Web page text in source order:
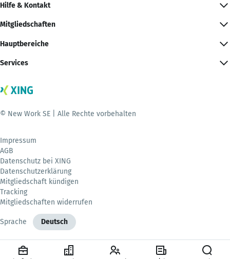
Hilfe & Kontakt
Mitgliedschaften
Hauptbereiche
Services
© New Work SE | Alle Rechte vorbehalten
Impressum
AGB
Datenschutz bei XING
Datenschutzerklärung
Mitgliedschaft kündigen
Tracking
Mitgliedschaften widerrufen
Sprache Deutsch